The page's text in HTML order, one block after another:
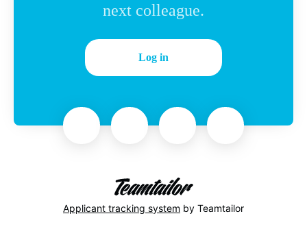
next colleague.
Log in
Applicant tracking system by Teamtailor